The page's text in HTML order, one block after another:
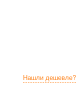
Нашли дешевле?